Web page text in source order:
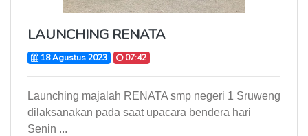
LAUNCHING RENATA
18 Agustus 2023 07:42
Launching majalah RENATA smp negeri 1 Sruweng
dilaksanakan pada saat upacara bendera hari
Senin ...